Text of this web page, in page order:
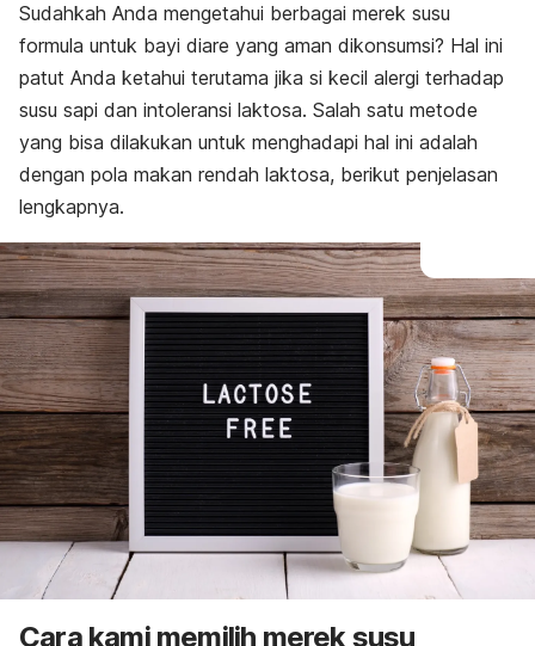
Sudahkah Anda mengetahui berbagai merek susu
formula untuk bayi diare yang aman dikonsumsi? Hal ini
patut Anda ketahui terutama jika si kecil alergi terhadap
susu sapi dan intoleransi laktosa. Salah satu metode
yang bisa dilakukan untuk menghadapi hal ini adalah
dengan pola makan rendah laktosa, berikut penjelasan
lengkapnya.
Cara kami memilih merek susu